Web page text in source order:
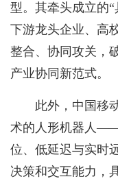
型。其牵头成立的
下游龙头企业、高
整合、协同攻关，
产业协同新范式。
此外，中国移
术的人形机器人
位、低延迟与实时
决策和交互能力，